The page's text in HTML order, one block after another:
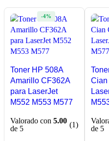
Toner HP 508A
Amarillo CF362A
para LaserJet
M552 M553 M577
Valorado con 5.00
de 5
(1)
-4%
Cian
de 5